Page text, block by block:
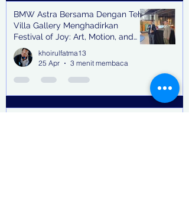
BMW Astra Bersama Dengan Teh
Villa Gallery Menghadirkan
Festival of Joy: Art, Motion, and
Scent
khoirulfatma13
25 Apr
3 menit membaca